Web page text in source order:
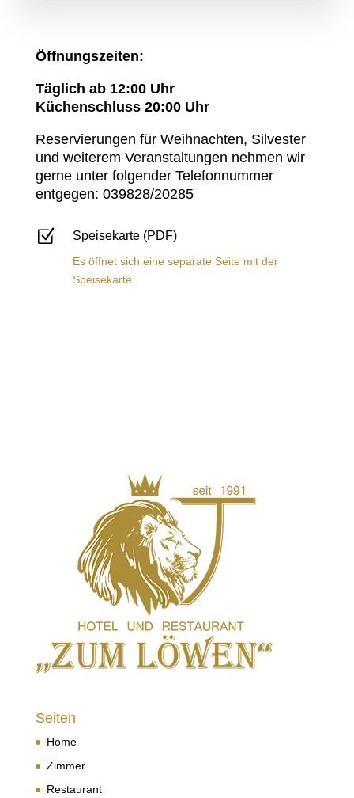
Öffnungszeiten:
Täglich ab 12:00 Uhr
Küchenschluss 20:00 Uhr
Reservierungen für Weihnachten, Silvester
und weiterem Veranstaltungen nehmen wir
gerne unter folgender Telefonnummer
entgegen: 039828/20285
Z Speisekarte (PDF)
Es öffnet sich eine separate Seite mit der
Speisekarte.
Seiten
Home
Zimmer
Restaurant